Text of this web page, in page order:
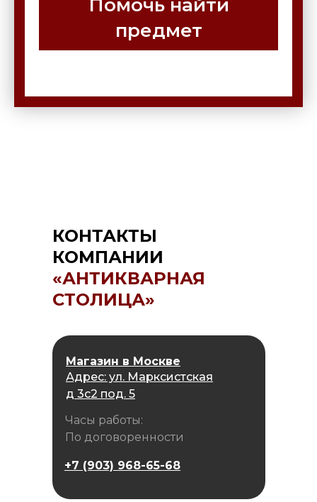
Помочь найти
предмет
КОНТАКТЫ
КОМПАНИИ
«АНТИКВАРНАЯ
СТОЛИЦА»
Магазин в Москве
Адрес: ул. Марксистская
д 3с2 под. 5
Часы работы:
По договоренности
+7 (903) 968-65-68